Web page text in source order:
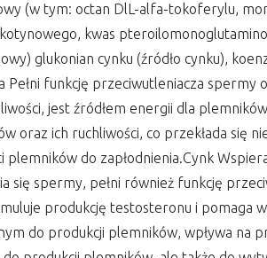
(w tym: octan DlL-alfa-tokoferylu,
kwas
glukonian cynku (źródło cynku),
Pełni funkcję przeciwutleniacza
jest źródłem energii dla
oraz ich ruchliwości, co przekłada się
plemników do zapłodnienia.Cynk
się spermy, pełni również funkcję
produkcję testosteronu i pomaga
do produkcji plemników, wpływa na